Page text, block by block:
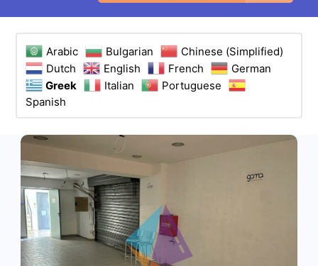
Arabic Bulgarian
Chinese (Simplified)
Dutch
English French
German
Greek
Italian
Portuguese
Spanish